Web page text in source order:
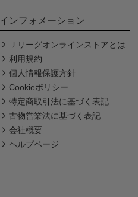
インフォメーション
Ｊリーグオンラインストアとは
利用規約
個人情報保護方針
Cookieポリシー
特定商取引法に基づく表記
古物営業法に基づく表記
会社概要
ヘルプページ